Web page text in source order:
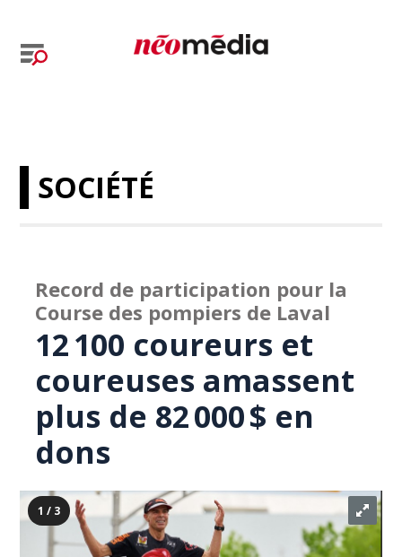
SOCIÉTÉ
Record de participation pour la
Course des pompiers de Laval
12 100 coureurs et
coureuses amassent
plus de 82 000 $ en
dons
1 / 3